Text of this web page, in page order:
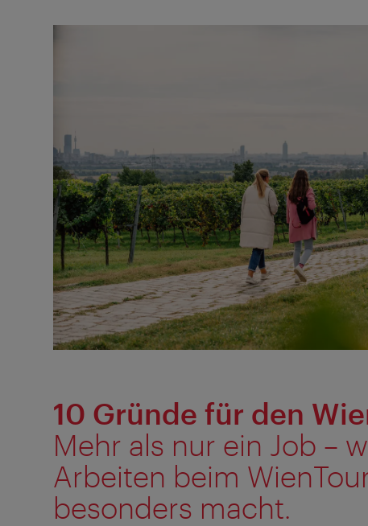
10 Gründe für den
Mehr als nur ein Job –
Arbeiten beim
besonders macht.